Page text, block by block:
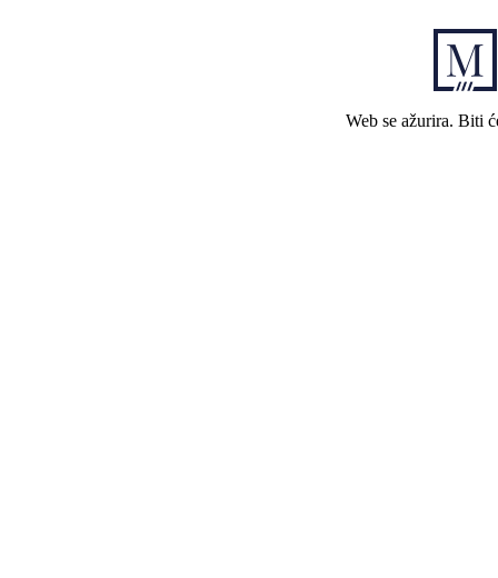
Web se ažurira. Biti